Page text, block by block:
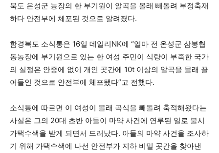
북도 온성군 농장의 한 부기원이 알곡을 몰래 빼돌려 부정축재
하다 안전부에 체포된 것으로 알려졌다.
함경북도 소식통은 16일 데일리NK에 “얼마 전 온성군 삼봉협
동농장에 부기원으로 있는 한 여성 주민이 식량이 부족한 국가
의 실정은 안중에 없이 개인 곳간에 10t 이상의 알곡을 몰래 끌
어들인 것으로 안전부에 체포됐다”고 전했다.
소식통에 따르면 이 여성이 몰래 곡식을 빼돌려 축적해왔다는
사실은 그의 20대 초반 아들이 마약 사건에 연루된 일로 불시
가택수색을 받게 되면서 드러났다. 아들의 마약 사건을 조사하
기 위해 가택수색에 나선 안전부가 지하 비밀 곳간을 찾아낸